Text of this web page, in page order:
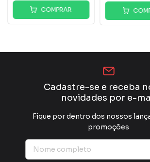
COMPRAR
Cadastre-se e receba
novidades por e-
Fique por dentro dos nossos
promoções